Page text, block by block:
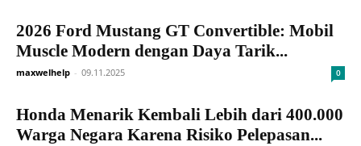
2026 Ford Mustang GT Convertible: Mobil
Muscle Modern dengan Daya Tarik...
maxwelhelp - 09.11.2025 0
Honda Menarik Kembali Lebih dari 400.000
Warga Negara Karena Risiko Pelepasan...